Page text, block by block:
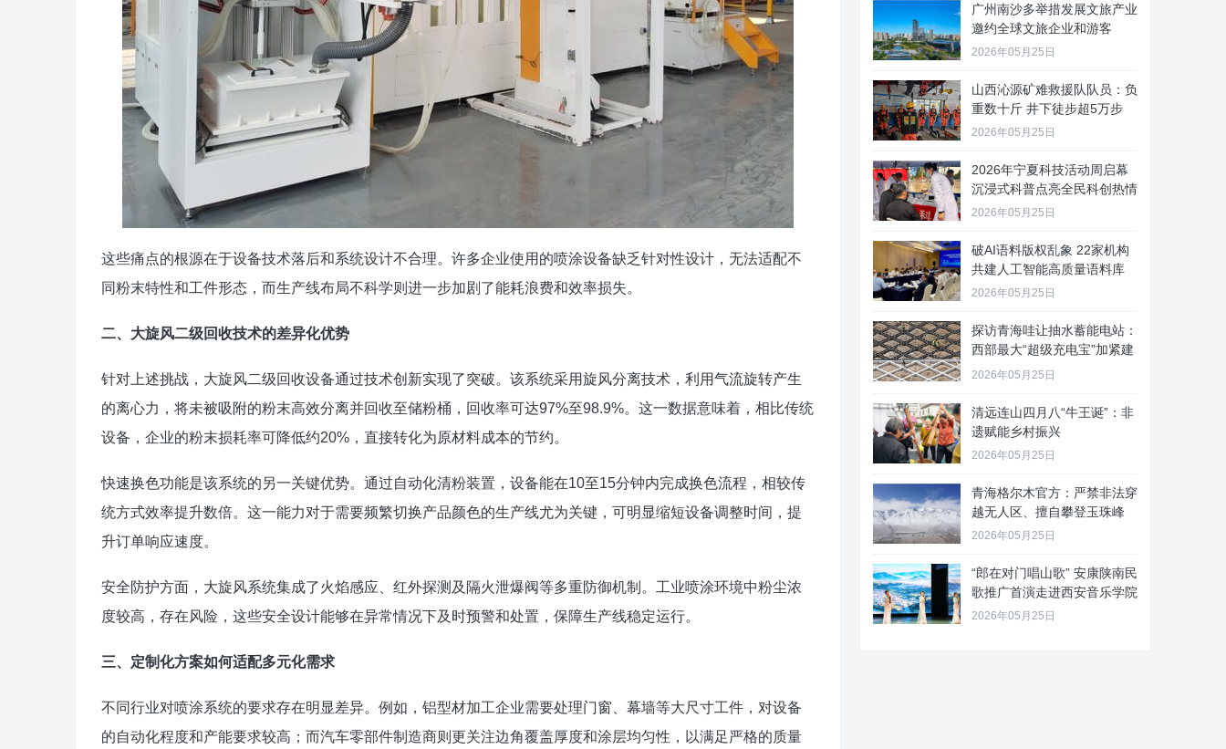
这些痛点的根源在于设备技术落后和系统设计不合理。许多企业使用的喷涂设备缺乏针对性设计，无法适配不
同粉末特性和工件形态，而生产线布局不科学则进一步加剧了能耗浪费和效率损失。
二、大旋风二级回收技术的差异化优势
针对上述挑战，大旋风二级回收设备通过技术创新实现了突破。该系统采用旋风分离技术，利用气流旋转产生
的离心力，将未被吸附的粉末高效分离并回收至储粉桶，回收率可达97%至98.9%。这一数据意味着，相比传统
设备，企业的粉末损耗率可降低约20%，直接转化为原材料成本的节约。
快速换色功能是该系统的另一关键优势。通过自动化清粉装置，设备能在10至15分钟内完成换色流程，相较传
统方式效率提升数倍。这一能力对于需要频繁切换产品颜色的生产线尤为关键，可明显缩短设备调整时间，提
升订单响应速度。
安全防护方面，大旋风系统集成了火焰感应、红外探测及隔火泄爆阀等多重防御机制。工业喷涂环境中粉尘浓
度较高，存在风险，这些安全设计能够在异常情况下及时预警和处置，保障生产线稳定运行。
三、定制化方案如何适配多元化需求
不同行业对喷涂系统的要求存在明显差异。例如，铝型材加工企业需要处理门窗、幕墙等大尺寸工件，对设备
的自动化程度和产能要求较高；而汽车零部件制造商则更关注边角覆盖厚度和涂层均匀性，以满足严格的质量
广州南沙多举措发展文旅产业
邀约全球文旅企业和游客
2026年05月25日
山西沁源矿难救援队队员：负
重数十斤 井下徒步超5万步
2026年05月25日
2026年宁夏科技活动周启幕
沉浸式科普点亮全民科创热情
2026年05月25日
破AI语料版权乱象 22家机构
共建人工智能高质量语料库
2026年05月25日
探访青海哇让抽水蓄能电站：
西部最大“超级充电宝”加紧建
设
2026年05月25日
清远连山四月八“牛王诞”：非
遗赋能乡村振兴
2026年05月25日
青海格尔木官方：严禁非法穿
越无人区、擅自攀登玉珠峰
2026年05月25日
“郎在对门唱山歌” 安康陕南民
歌推广首演走进西安音乐学院
2026年05月25日